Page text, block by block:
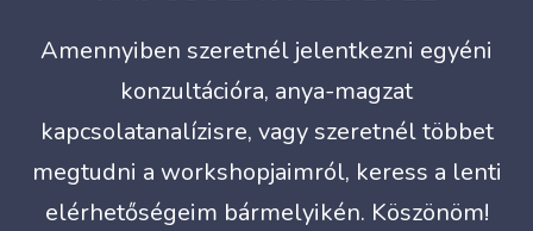
Amennyiben szeretnél jelentkezni egyéni
konzultációra, anya-magzat
kapcsolatanalízisre, vagy szeretnél többet
megtudni a workshopjaimról, keress a lenti
elérhetőségeim bármelyikén. Köszönöm!